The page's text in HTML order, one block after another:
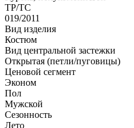
ТР/ТС
019/2011
Вид изделия
Костюм
Вид центральной застежки
Открытая (петли/пуговицы)
Ценовой сегмент
Эконом
Пол
Мужской
Сезонность
Лето